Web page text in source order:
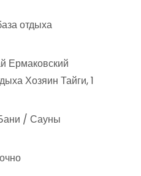
отдыха
Ермаковский
Хозяин Тайги, 1
/ Сауны